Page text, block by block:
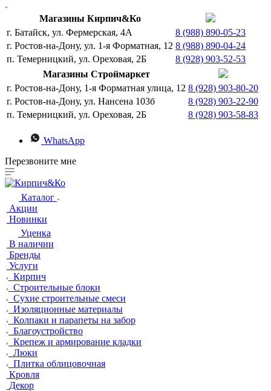
Магазины Кирпич&Ко
г. Батайск, ул. Фермерская, 4А
8 (988) 890-05-23
г. Ростов-на-Дону, ул. 1-я Форматная, 12 8 (988) 890-04-24
п. Темерницкий, ул. Ореховая, 2Б
8 (928) 903-52-53
Магазины Строймаркет
г. Ростов-на-Дону, 1-я Форматная улица, 12 8 (928) 903-80-20
г. Ростов-на-Дону, ул. Нансена 103б
8 (928) 903-22-90
п. Темерницкий, ул. Ореховая, 2Б
8 (928) 903-58-83
WhatsApp
Перезвоните мне
Каталог
Акции
Новинки
Уценка
В наличии
Бренды
Услуги
Кирпич
Строительные блоки
Сухие строительные смеси
Изоляционные материалы
Колпаки и парапеты на забор
Благоустройство
Крепеж и армирование кладки
Люки
Плитка облицовочная
Кровля
Декор